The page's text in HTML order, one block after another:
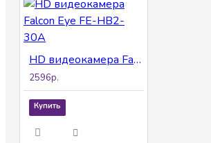
HD видеокамера Falcon Eye FE-HB2-30A
2596р.
Купить